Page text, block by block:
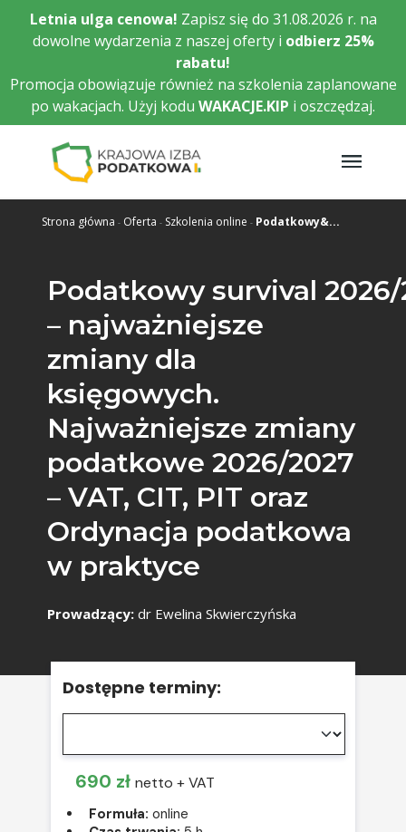
Przejdź
treści
Letnia ulga cenowa! Zapisz się do 31.08.2026 r. na
dowolne wydarzenia z naszej oferty i odbierz 25%
rabatu!
Promocja obowiązuje również na szkolenia zaplanowane
po wakacjach. Użyj kodu WAKACJE.KIP i oszczędzaj.
Strona główna Oferta Szkolenia online Podatkowy&...
Podatkowy survival 2026/
– najważniejsze
zmiany dla
księgowych.
Najważniejsze zmiany
podatkowe 2026/2027
– VAT, CIT, PIT oraz
Ordynacja podatkowa
w praktyce
Prowadzący: dr Ewelina Skwierczyńska
Dostępne terminy:
690 zł netto + VAT
Formuła: online